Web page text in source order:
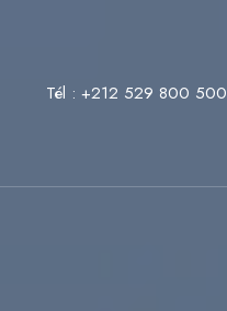
Tél : +212 529 800 500